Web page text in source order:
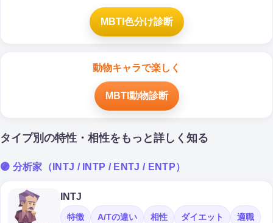
MBTI色分け診断
動物キャラで楽しく
MBTI動物診断
タイプ別の特性・相性をもっと詳しく知る
🟣 分析家（INTJ / INTP / ENTJ / ENTP）
INTJ
特徴 A/Tの違い 相性 ダイエット 適職